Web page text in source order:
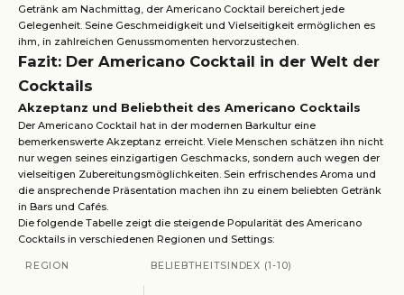
Getränk am Nachmittag, der Americano Cocktail bereichert jede
Gelegenheit. Seine Geschmeidigkeit und Vielseitigkeit ermöglichen es
ihm, in zahlreichen Genussmomenten hervorzustechen.
Fazit: Der Americano Cocktail in der Welt der
Cocktails
Akzeptanz und Beliebtheit des Americano Cocktails
Der Americano Cocktail hat in der modernen Barkultur eine
bemerkenswerte Akzeptanz erreicht. Viele Menschen schätzen ihn nicht
nur wegen seines einzigartigen Geschmacks, sondern auch wegen der
vielseitigen Zubereitungsmöglichkeiten. Sein erfrischendes Aroma und
die ansprechende Präsentation machen ihn zu einem beliebten Getränk
in Bars und Cafés.
Die folgende Tabelle zeigt die steigende Popularität des Americano
Cocktails in verschiedenen Regionen und Settings:
REGION BELIEBTHEITSINDEX (1-10)